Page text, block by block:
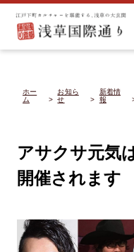
ホー
ム
お知ら
せ
新着情
報
アサクサ元気
開催されます